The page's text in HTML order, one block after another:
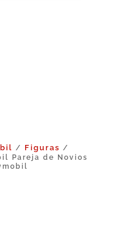
/ Figuras /
Pareja de Novios